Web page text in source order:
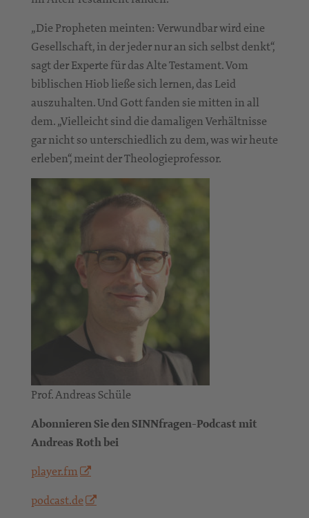
„Die Propheten meinten: Verwundbar wird eine
Gesellschaft, in der jeder nur an sich selbst denkt“,
sagt der Experte für das Alte Testament. Vom
biblischen Hiob ließe sich lernen, das Leid
auszuhalten. Und Gott fanden sie mitten in all
dem. „Vielleicht sind die damaligen Verhältnisse
gar nicht so unterschiedlich zu dem, was wir heute
erleben“, meint der Theologieprofessor.
Prof. Andreas Schüle
Abonnieren Sie den SINNfragen-Podcast mit
Andreas Roth bei
player.fm
podcast.de